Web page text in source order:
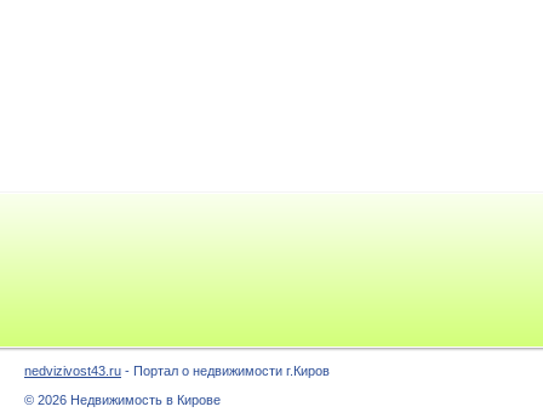
nedvizivost43.ru - Портал о недвижимости г.Киров
© 2026 Недвижимость в Кирове